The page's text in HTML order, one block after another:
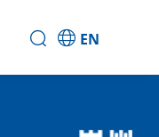
EN